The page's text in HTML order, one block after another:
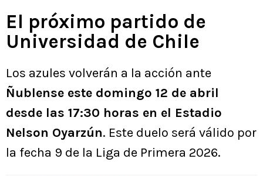
El próximo partido de
Universidad de Chile
Los azules volverán a la acción ante
Ñublense este domingo 12 de abril
desde las 17:30 horas en el Estadio
Nelson Oyarzún. Este duelo será válido por
la fecha 9 de la Liga de Primera 2026.